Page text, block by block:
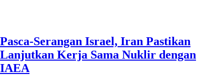
Pasca-Serangan Israel, Iran Pastikan
Lanjutkan Kerja Sama Nuklir dengan
IAEA